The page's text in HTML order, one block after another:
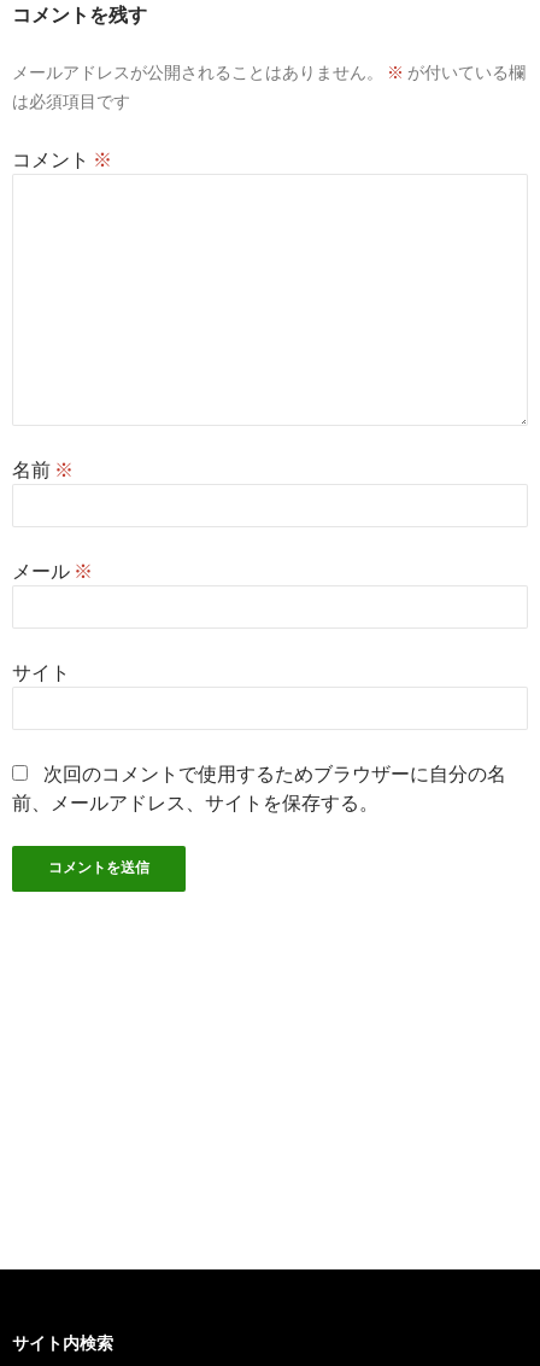
ョ
コメントを残す
メールアドレスが公開されることはありません。 ※ が付いている欄
は必須項目です
コメント ※
名前 ※
メール ※
サイト
次回のコメントで使用するためブラウザーに自分の名
前、メールアドレス、サイトを保存する。
サイト内検索